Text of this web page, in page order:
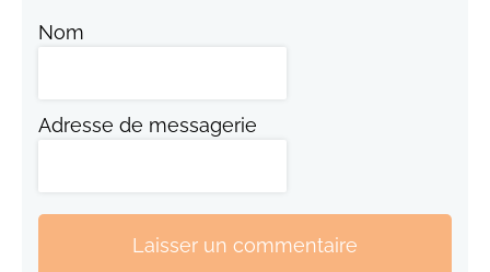
Nom
Adresse de messagerie
Laisser un commentaire